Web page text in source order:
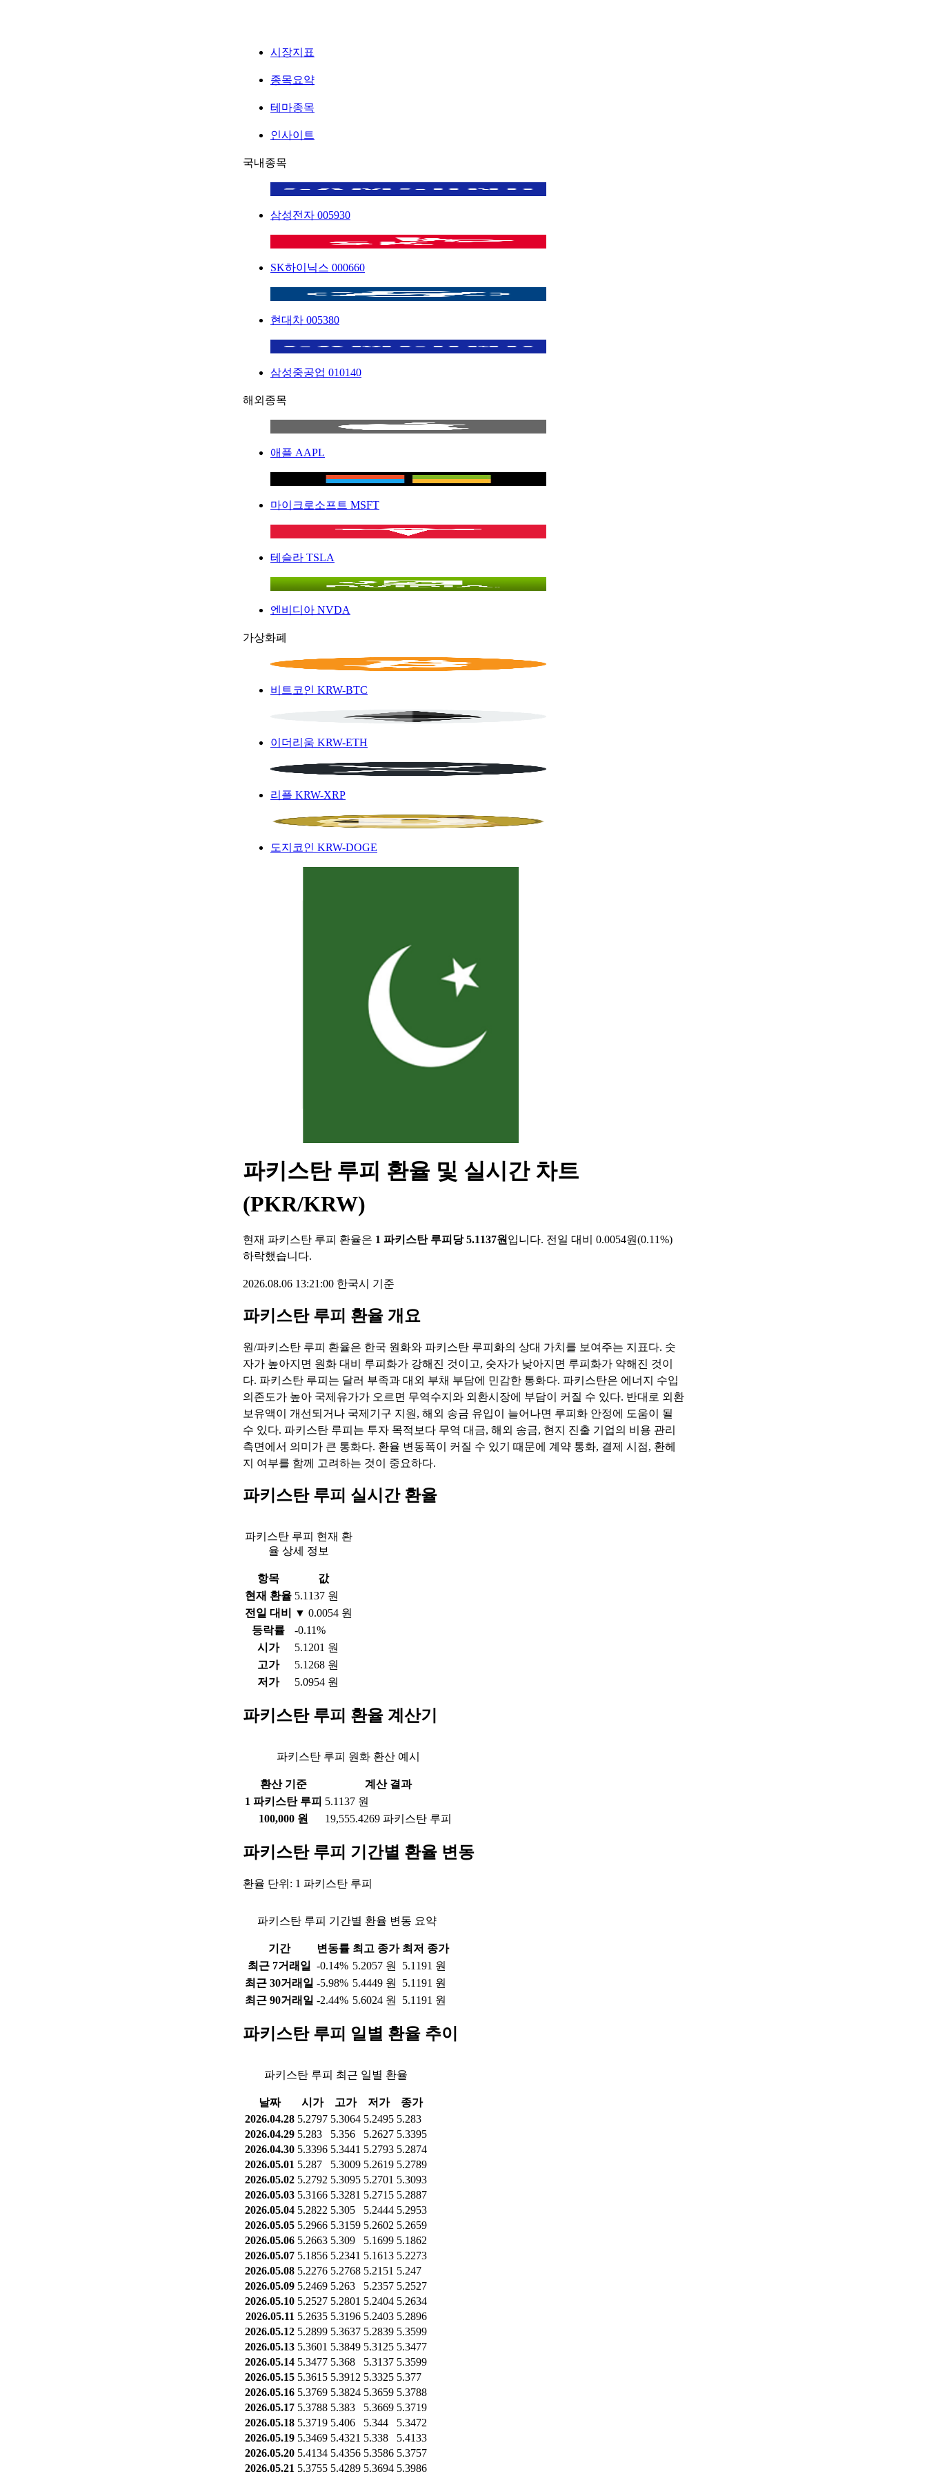
시장지표
종목요약
테마종목
인사이트
국내종목
삼성전자 005930
SK하이닉스 000660
현대차 005380
삼성중공업 010140
해외종목
애플 AAPL
마이크로소프트 MSFT
테슬라 TSLA
엔비디아 NVDA
가상화폐
비트코인 KRW-BTC
이더리움 KRW-ETH
리플 KRW-XRP
도지코인 KRW-DOGE
파키스탄 루피 환율 및 실시간 차트
(PKR/KRW)
현재 파키스탄 루피 환율은 1 파키스탄 루피당 5.1137원 입니다. 전일 대비 0.0054원(0.11%)
하락했습니다.
2026.08.06 13:21:00 한국시 기준
파키스탄 루피 환율 개요
원/파키스탄 루피 환율은 한국 원화와 파키스탄 루피화의 상대 가치를 보여주는 지표다. 숫
자가 높아지면 원화 대비 루피화가 강해진 것이고, 숫자가 낮아지면 루피화가 약해진 것이
다. 파키스탄 루피는 달러 부족과 대외 부채 부담에 민감한 통화다. 파키스탄은 에너지 수입
의존도가 높아 국제유가가 오르면 무역수지와 외환시장에 부담이 커질 수 있다. 반대로 외환
보유액이 개선되거나 국제기구 지원, 해외 송금 유입이 늘어나면 루피화 안정에 도움이 될
수 있다. 파키스탄 루피는 투자 목적보다 무역 대금, 해외 송금, 현지 진출 기업의 비용 관리
측면에서 의미가 큰 통화다. 환율 변동폭이 커질 수 있기 때문에 계약 통화, 결제 시점, 환헤
지 여부를 함께 고려하는 것이 중요하다.
파키스탄 루피 실시간 환율
파키스탄 루피 현재 환
율 상세 정보
항목
값
현재 환율 5.1137 원
전일 대비
▼ 0.0054 원
등락률
-0.11%
시가
5.1201 원
고가
5.1268 원
저가
5.0954 원
파키스탄 루피 환율 계산기
파키스탄 루피 원화 환산 예시
환산 기준
계산 결과
1 파키스탄 루피 5.1137 원
100,000 원
19,555.4269 파키스탄 루피
파키스탄 루피 기간별 환율 변동
환율 단위: 1 파키스탄 루피
파키스탄 루피 기간별 환율 변동 요약
기간 변동률 최고 종가 최저 종가
최근 7거래일
-0.14% 5.2057 원
5.1191 원
최근 30거래일 -5.98% 5.4449 원
5.1191 원
최근 90거래일 -2.44% 5.6024 원 5.1191 원
파키스탄 루피 일별 환율 추이
파키스탄 루피 최근 일별 환율
날짜 시가 고가 저가
종가
2026.04.28 5.2797 5.3064 5.2495 5.283
2026.04.29 5.283 5.356 5.2627 5.3395
2026.04.30 5.3396 5.3441 5.2793 5.2874
2026.05.01 5.287 5.3009 5.2619 5.2789
2026.05.02 5.2792 5.3095 5.2701 5.3093
2026.05.03 5.3166 5.3281 5.2715 5.2887
2026.05.04 5.2822 5.305 5.2444 5.2953
2026.05.05 5.2966 5.3159 5.2602 5.2659
2026.05.06 5.2663 5.309 5.1699 5.1862
2026.05.07 5.1856 5.2341 5.1613 5.2273
2026.05.08 5.2276 5.2768 5.2151 5.247
2026.05.09 5.2469 5.263 5.2357 5.2527
2026.05.10 5.2527 5.2801 5.2404 5.2634
2026.05.11 5.2635 5.3196 5.2403 5.2896
2026.05.12 5.2899 5.3637 5.2839 5.3599
2026.05.13 5.3601 5.3849 5.3125 5.3477
2026.05.14 5.3477 5.368 5.3137 5.3599
2026.05.15 5.3615 5.3912 5.3325 5.377
2026.05.16 5.3769 5.3824 5.3659 5.3788
2026.05.17 5.3788 5.383 5.3669 5.3719
2026.05.18 5.3719 5.406 5.344
5.3472
2026.05.19 5.3469 5.4321 5.338
5.4133
2026.05.20 5.4134 5.4356 5.3586 5.3757
2026.05.21 5.3755 5.4289 5.3694 5.3986